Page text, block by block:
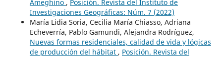
Ameghino , Posición. Revista del Instituto de
Investigaciones Geográficas: Núm. 7 (2022)
María Lidia Soria, Cecilia María Chiasso, Adriana
Echeverría, Pablo Gamundi, Alejandra Rodríguez,
Nuevas formas residenciales, calidad de vida y lógicas
de producción del hábitat , Posición. Revista del